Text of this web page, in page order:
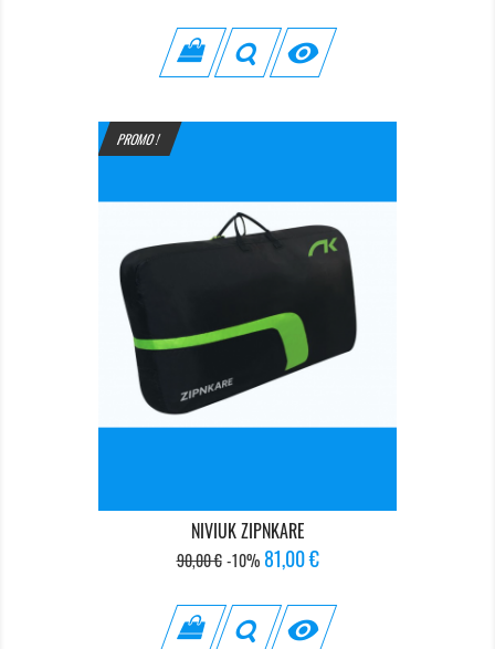
base

PROMO !
NIVIUK ZIPNKARE
Prix
de
base
90,00 € -10% Prix
81,00 €
